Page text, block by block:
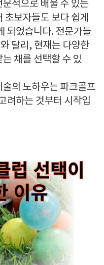
적으로 배울 수 있는
보자들도 보다 쉽게
되었습니다. 전문가들
달리, 현재는 다양한
채를 선택할 수 있
의 노하우는 파크골프
려하는 것부터 시작입